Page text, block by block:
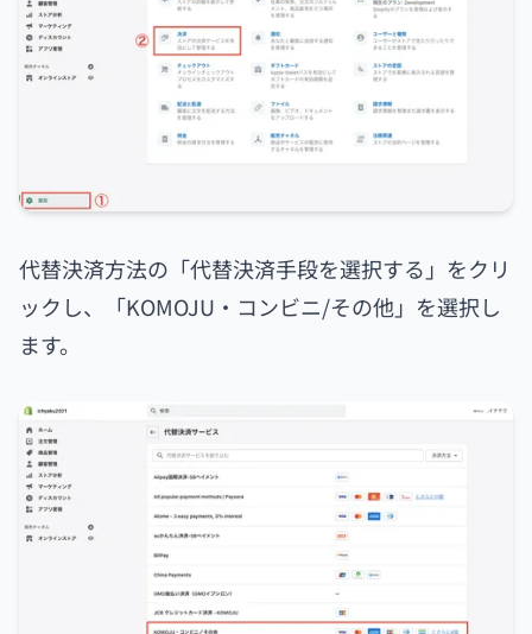
代替決済方法の「代替決済手段を選択する」をクリ
ックし、「KOMOJU・コンビニ/その他」を選択し
ます。